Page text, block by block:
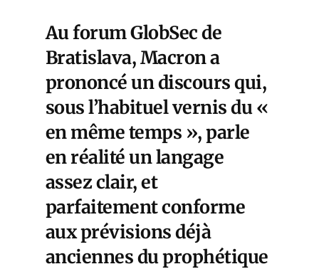
Au forum GlobSec de
Bratislava, Macron a
prononcé un discours qui,
sous l’habituel vernis du «
en même temps », parle
en réalité un langage
assez clair, et
parfaitement conforme
aux prévisions déjà
anciennes du prophétique